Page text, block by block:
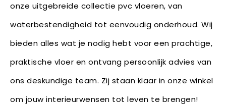
onze uitgebreide collectie pvc vloeren, van
waterbestendigheid tot eenvoudig onderhoud. Wij
bieden alles wat je nodig hebt voor een prachtige,
praktische vloer en ontvang persoonlijk advies van
ons deskundige team. Zij staan klaar in onze winkel
om jouw interieurwensen tot leven te brengen!